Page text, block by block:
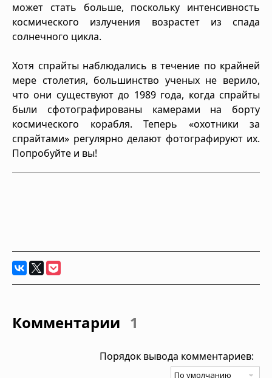
может стать больше, поскольку интенсивность
космического излучения возрастет из спада
солнечного цикла.
Хотя спрайты наблюдались в течение по крайней
мере столетия, большинство ученых не верило,
что они существуют до 1989 года, когда спрайты
были сфотографированы камерами на борту
космического корабля. Теперь «охотники за
спрайтами» регулярно делают фотографируют их.
Попробуйте и вы!
Комментарии 1
Порядок вывода комментариев: